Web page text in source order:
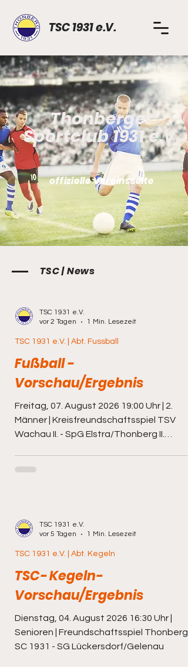
TSC 1931 e.V.
Thonberger
Sportclub 1931 e.V.
offizielle Vereinsseite
TSC | News
Fußball -
Vorschau/Ergebnis
Freitag, 07. August 2026 19:00 Uhr | 2.
Männer | Kreisfreundschaftsspiel TSV
Wachau II. - SpG Elstra/Thonberg II.
12:30 Uhr | Frauen |
Landesfreundschaftsspiel SV Affalter
14:00 Uhr | 1. Männer |
Kreisfreundschaftsspiel Thonberger SC
TSC 1931 e.V. | Abt. Fussball
TSC 1931 e.V.
vor 2 Tagen
1 Min. Lesezeit
TSC- Kegeln-
Vorschau/Ergebnis
Dienstag, 04. August 2026 16:30 Uhr |
Senioren | Freundschaftsspiel
SC 1931 - SG Lückersdorf/Gelenau
TSC 1931 e.V. | Abt. Kegeln
TSC 1931 e.V.
vor 5 Tagen
1 Min. Lesezeit